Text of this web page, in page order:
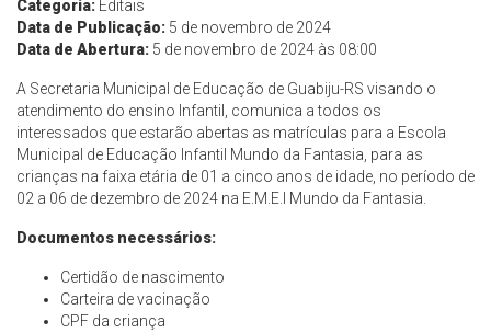
Categoria: Editais
Data de Publicação: 5 de novembro de 2024
Data de Abertura: 5 de novembro de 2024 às 08:00
A Secretaria Municipal de Educação de Guabiju-RS visando o
atendimento do ensino Infantil, comunica a todos os
interessados que estarão abertas as matrículas para a Escola
Municipal de Educação Infantil Mundo da Fantasia, para as
crianças na faixa etária de 01 a cinco anos de idade, no período de
02 a 06 de dezembro de 2024 na E.M.E.I Mundo da Fantasia.
Documentos necessários:
Certidão de nascimento
Carteira de vacinação
CPF da criança